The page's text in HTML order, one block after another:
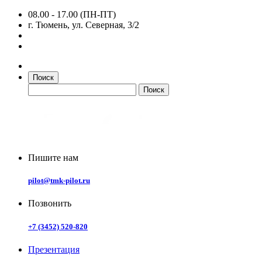
08.00 - 17.00 (ПН-ПТ)
г. Тюмень, ул. Северная, 3/2
Поиск
Пишите нам
pilot@tmk-pilot.ru
Позвонить
+7 (3452) 520-820
Презентация